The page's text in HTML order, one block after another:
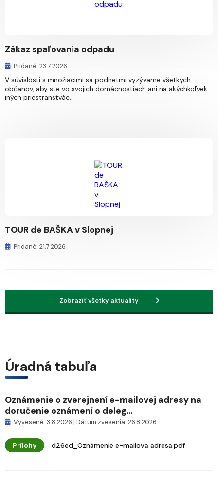
Zákaz spaľovania odpadu
Pridané: 23.7.2026
V súvislosti s množiacimi sa podnetmi vyzývame všetkých
občanov, aby ste vo svojich domácnostiach ani na akýchkoľvek
iných priestranstvác...
TOUR de BAŠKA v Slopnej
Pridané: 21.7.2026
Zobraziť všetky aktuality
Úradná tabuľa
Oznámenie o zverejnení e-mailovej adresy na
doručenie oznámení o deleg...
Vyvesené: 3.8.2026 | Dátum zvesenia: 26.8.2026
Prílohy d26ed_Oznámenie e-mailova adresa.pdf